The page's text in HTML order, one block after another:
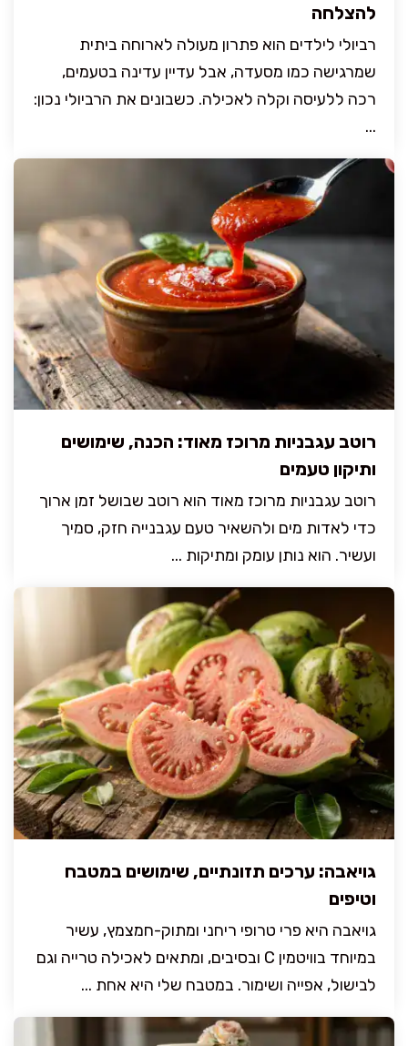
להצלחה
רביולי לילדים הוא פתרון מעולה לארוחה ביתית
שמרגישה כמו מסעדה, אבל עדיין עדינה בטעמים,
רכה ללעיסה וקלה לאכילה. כשבונים את הרביולי נכון:
...
רוטב עגבניות מרוכז מאוד: הכנה, שימושים
ותיקון טעמים
רוטב עגבניות מרוכז מאוד הוא רוטב שבושל זמן ארוך
כדי לאדות מים ולהשאיר טעם עגבנייה חזק, סמיך
ועשיר. הוא נותן עומק ומתיקות ...
גויאבה: ערכים תזונתיים, שימושים במטבח
וטיפים
גויאבה היא פרי טרופי ריחני ומתוק-חמצמץ, עשיר
במיוחד בוויטמין C ובסיבים, ומתאים לאכילה טרייה וגם
לבישול, אפייה ושימור. במטבח שלי היא אחת ...